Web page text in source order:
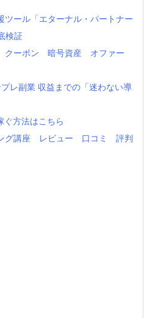
ツール「エターナル・パートナー
検証
クーポン 暗号資産 オファー
レ副業 収益までの「迷わない導
方法はこちら
ング講座 レビュー 口コミ 評判